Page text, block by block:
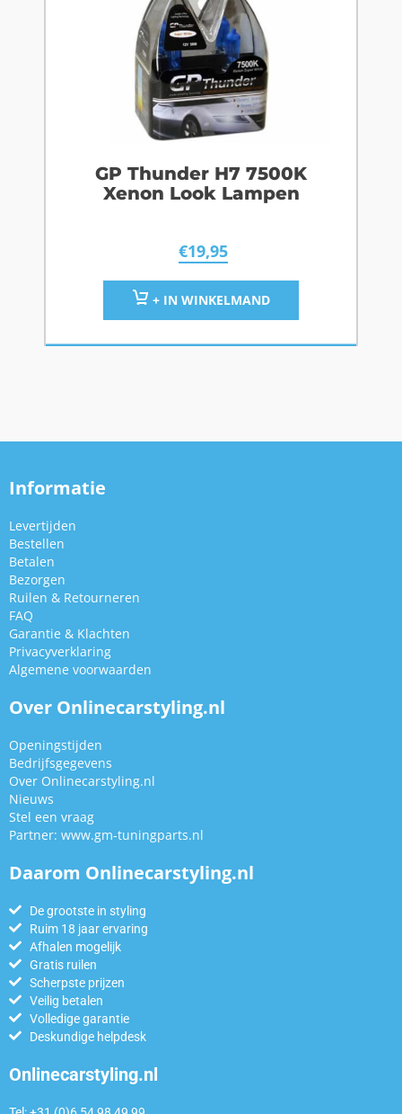
GP Thunder H7 7500K
Xenon Look Lampen
€19,95
+ IN WINKELMAND
Informatie
Levertijden
Bestellen
Betalen
Bezorgen
Ruilen & Retourneren
FAQ
Garantie & Klachten
Privacyverklaring
Algemene voorwaarden
Over Onlinecarstyling.nl
Openingstijden
Bedrijfsgegevens
Over Onlinecarstyling.nl
Nieuws
Stel een vraag
Partner: www.gm-tuningparts.nl
Daarom Onlinecarstyling.nl
De grootste in styling
Ruim 18 jaar ervaring
Afhalen mogelijk
Gratis ruilen
Scherpste prijzen
Veilig betalen
Volledige garantie
Deskundige helpdesk
Onlinecarstyling.nl